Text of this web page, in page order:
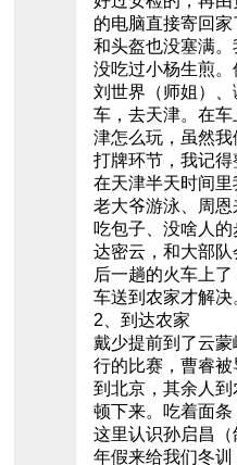
的电脑直接寄回
和头盔也没塞满
没吃过小杨生煎
刘世界（师姐）
车，去天津。在
津怎么玩，虽然
打牌环节，我记得
在天津半天时间
老大爷游泳、周恩
吃包子、没啥人的
达密云，和大部
后一趟的火车上
车送到农家才解决
2、到达农家
戴少提前到了云
行的比赛，曹睿
到北京，其余人
顿下来。吃着面
这里认识孙启昌
年假来给我们冬